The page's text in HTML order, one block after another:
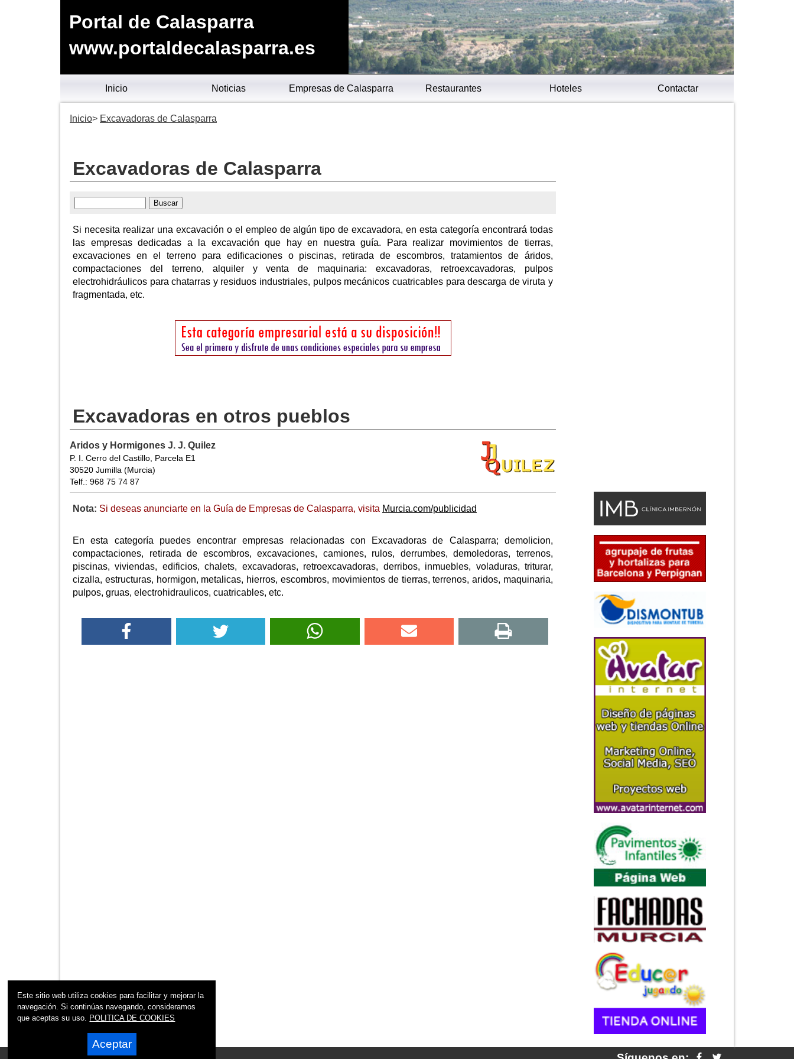
Portal de Calasparra
www.portaldecalasparra.es
Inicio Noticias Empresas de Calasparra Restaurantes Hoteles Contactar
Inicio Excavadoras de Calasparra
Excavadoras de Calasparra
Si necesita realizar una excavación o el empleo de algún tipo de excavadora, en esta categoría encontrará todas
las empresas dedicadas a la excavación que hay en nuestra guía. Para realizar movimientos de tierras,
excavaciones en el terreno para edificaciones o piscinas, retirada de escombros, tratamientos de áridos,
compactaciones del terreno, alquiler y venta de maquinaria: excavadoras, retroexcavadoras, pulpos
electrohidráulicos para chatarras y residuos industriales, pulpos mecánicos cuatricables para descarga de viruta y
fragmentada, etc.
Excavadoras en otros pueblos
Aridos y Hormigones J. J. Quilez
P. I. Cerro del Castillo, Parcela E1
30520 Jumilla (Murcia)
Telf.: 968 75 74 87
Nota: Si deseas anunciarte en la Guía de Empresas de Calasparra, visita Murcia.com/publicidad
En esta categoría puedes encontrar empresas relacionadas con Excavadoras de Calasparra; demolicion,
compactaciones, retirada de escombros, excavaciones, camiones, rulos, derrumbes, demoledoras, terrenos,
piscinas, viviendas, edificios, chalets, excavadoras, retroexcavadoras, derribos, inmuebles, voladuras, triturar,
cizalla, estructuras, hormigon, metalicas, hierros, escombros, movimientos de tierras, terrenos, aridos, maquinaria,
pulpos, gruas, electrohidraulicos, cuatricables, etc.
Este sitio web utiliza cookies para facilitar y mejorar la
navegación. Si continúas navegando, consideramos
que aceptas su uso. POLITICA DE COOKIES
Aceptar